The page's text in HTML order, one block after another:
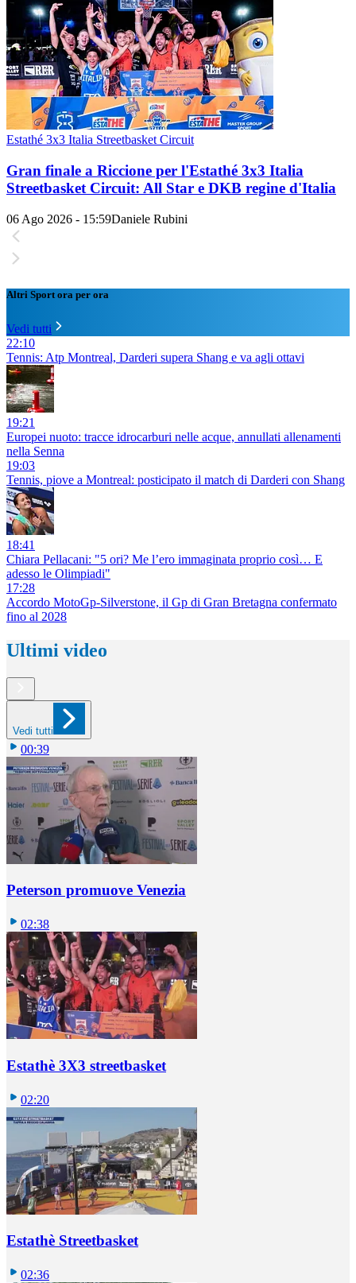
Estathé 3x3 Italia Streetbasket Circuit
Gran finale a Riccione per l'Estathé 3x3 Italia
Streetbasket Circuit: All Star e DKB regine d'Italia
06 Ago 2026 - 15:59Daniele Rubini
Altri Sport ora per ora
Vedi tutti
22:10
Tennis: Atp Montreal, Darderi supera Shang e va agli ottavi
19:21
Europei nuoto: tracce idrocarburi nelle acque, annullati allenamenti
nella Senna
19:03
Tennis, piove a Montreal: posticipato il match di Darderi con Shang
18:41
Chiara Pellacani: "5 ori? Me l’ero immaginata proprio così… E
adesso le Olimpiadi"
17:28
Accordo MotoGp-Silverstone, il Gp di Gran Bretagna confermato
fino al 2028
Ultimi video
Vedi tutti
00:39
Peterson promuove Venezia
02:38
Estathè 3X3 streetbasket
02:20
Estathè Streetbasket
02:36